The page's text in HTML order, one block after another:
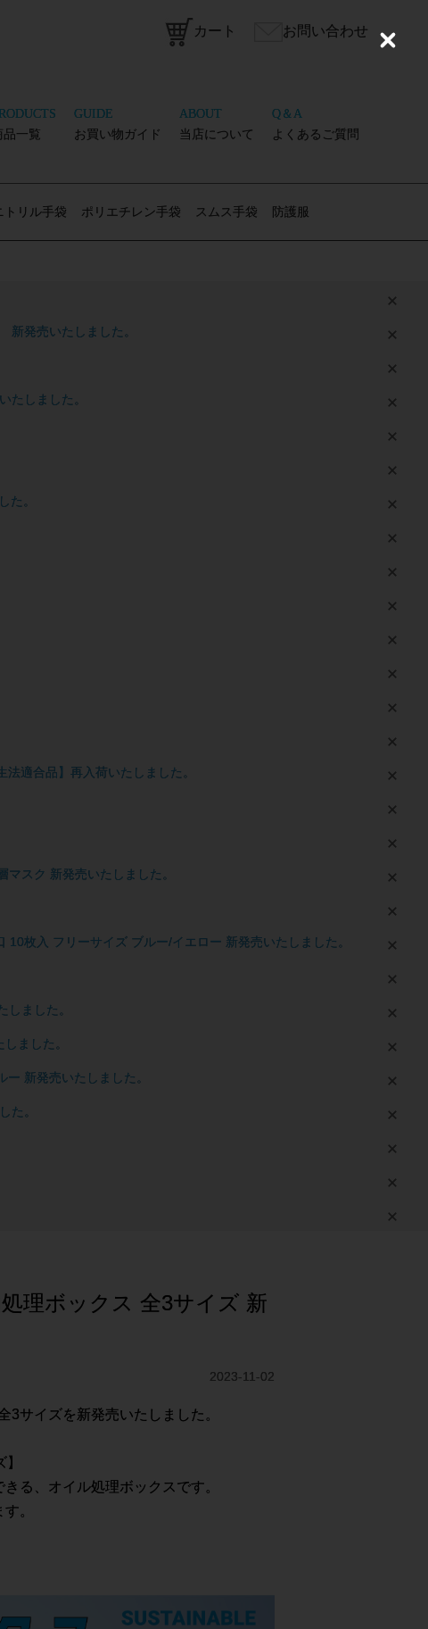
新発売いたしました。
たしました。
た。
適合品】再入荷いたしました。
スク 新発売いたしました。
枚入 フリーサイズ ブルー/イエロー 新発売いたしました。
ました。
ました。
新発売いたしました。
た。
カート お問い合わせ
品一覧
GUIDE
お買い物ガイド
ABOUT
当店について
Q＆A
よくあるご質問
トリル手袋 ポリエチレン手袋 スムス手袋 防護服
理ボックス 全3サイズ 新
2023-11-02
サイズを新発売いたしました。
る、オイル処理ボックスです。
。
C